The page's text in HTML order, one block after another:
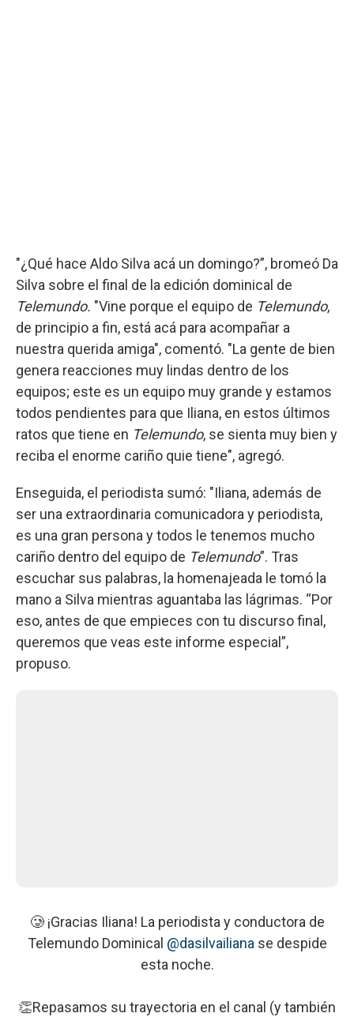
"¿Qué hace Aldo Silva acá un domingo?”, bromeó Da
Silva sobre el final de la edición dominical de
Telemundo. "Vine porque el equipo de Telemundo,
de principio a fin, está acá para acompañar a
nuestra querida amiga", comentó. "La gente de bien
genera reacciones muy lindas dentro de los
equipos; este es un equipo muy grande y estamos
todos pendientes para que Iliana, en estos últimos
ratos que tiene en Telemundo, se sienta muy bien y
reciba el enorme cariño quie tiene", agregó.
Enseguida, el periodista sumó: "Iliana, además de
ser una extraordinaria comunicadora y periodista,
es una gran persona y todos le tenemos mucho
cariño dentro del equipo de Telemundo”. Tras
escuchar sus palabras, la homenajeada le tomó la
mano a Silva mientras aguantaba las lágrimas. “Por
eso, antes de que empieces con tu discurso final,
queremos que veas este informe especial”,
propuso.
🥲 ¡Gracias Iliana! La periodista y conductora de
Telemundo Dominical @dasilvailiana se despide
esta noche.
👏Repasamos su trayectoria en el canal (y también